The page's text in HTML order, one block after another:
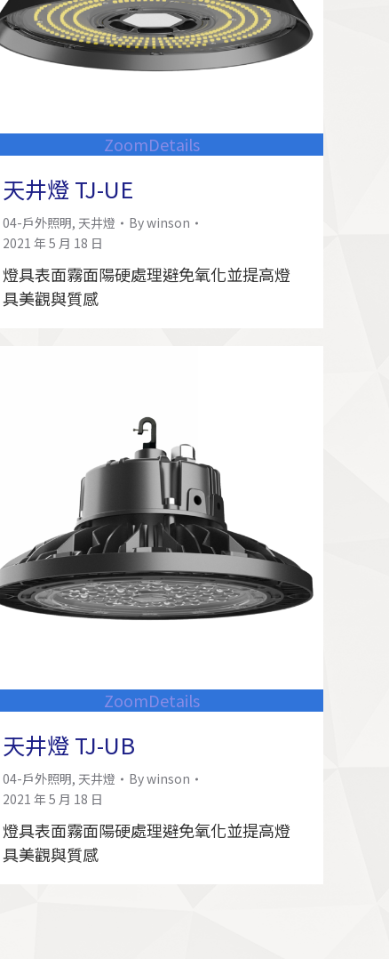
ZoomDetails
天井燈 TJ-UE
04-戶外照明, 天井燈 Bywinson
2021 年 5 月 18 日
燈具表面霧面陽硬處理避免氧化並提高燈
具美觀與質感
ZoomDetails
天井燈 TJ-UB
04-戶外照明, 天井燈 Bywinson
2021 年 5 月 18 日
燈具表面霧面陽硬處理避免氧化並提高燈
具美觀與質感